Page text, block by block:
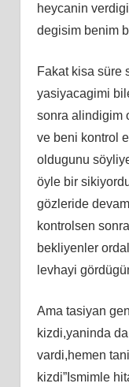
heycanin
degisim benim
Fakat kisa süre
yasiyacagimi
sonra alindigim
ve beni kontrol
oldugunu
öyle bir
gözleride
kontrolsen
bekliyenler
levhayi
Ama tasiyan
kizdi,yaninda
vardi,hemen
kizdi”Ismimle